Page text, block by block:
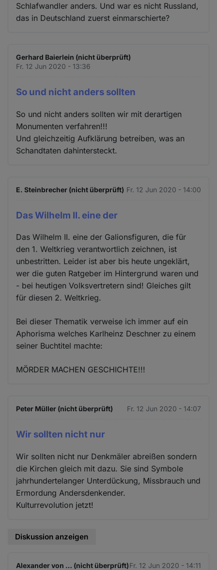
Schlafwandler anders. Und war es nicht Russland,
das in Deutschland zuerst einmarschierte?
Gerhard Baierlein (nicht überprüft)
Fr. 12 Jun 2020 - 13:36
So und nicht anders sollten
So und nicht anders sollten wir mit derartigen
Monumenten verfahren!!!
Und gleichzeitig Aufklärung betreiben, was an
Schandtaten dahintersteckt.
E. Steinbrecher (nicht überprüft) Fr. 12 Jun 2020 - 14:00
Das Wilhelm II. eine der
Das Wilhelm II. eine der Galionsfiguren, die für
den 1. Weltkrieg verantwortlich zeichnen, ist
unbestritten. Leider ist aber bis heute ungeklärt,
wer die guten Ratgeber im Hintergrund waren und
- bei heutigen Volksvertretern sind! Gleiches gilt
für diesen 2. Weltkrieg.
Bei dieser Thematik verweise ich immer auf ein
Aphorisma welches Karlheinz Deschner zu einem
seiner Buchtitel machte:
MÖRDER MACHEN GESCHICHTE!!!
Peter Müller (nicht überprüft) Fr. 12 Jun 2020 - 14:07
Wir sollten nicht nur
Wir sollten nicht nur Denkmäler abreißen sondern
die Kirchen gleich mit dazu. Sie sind Symbole
jahrhundertelanger Unterdückung, Missbrauch und
Ermordung Andersdenkender.
Kulturrevolution jetzt!
Diskussion anzeigen
Alexander von … (nicht überprüft)Fr. 12 Jun 2020 - 14:11